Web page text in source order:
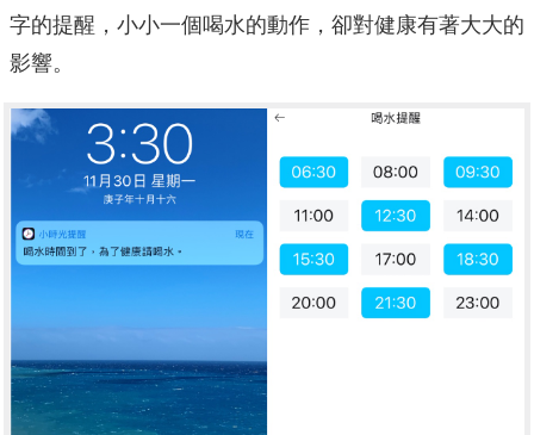
字的提醒，小小一個喝水的動作，卻對健康有著大大的
影響。